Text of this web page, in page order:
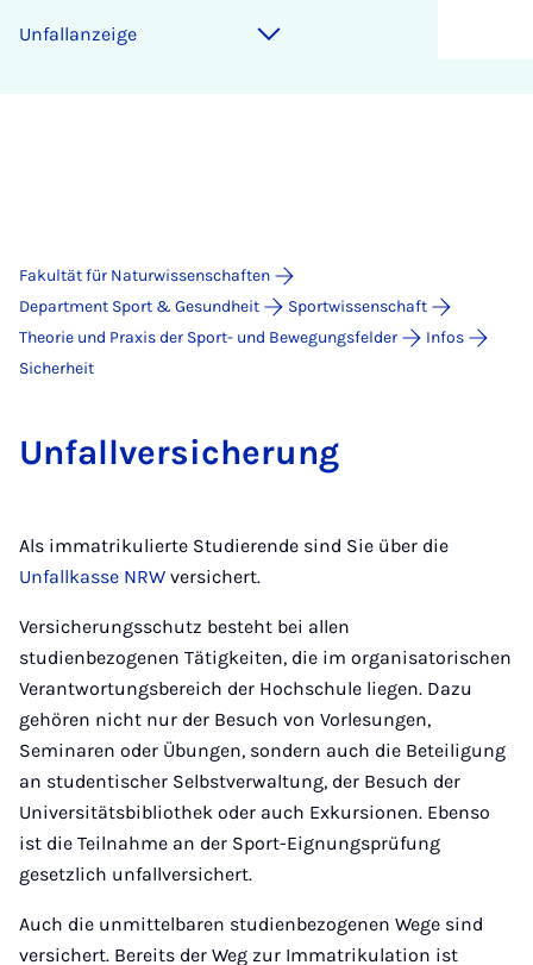
Un­fall­an­zei­ge
Fakultät für Naturwissenschaften
Department Sport & Gesundheit
Sportwissenschaft
Theorie und Praxis der Sport- und Bewegungsfelder
Infos
Sicherheit
Un­fall­ver­si­che­rung
Als immatrikulierte Studierende sind Sie über die
Unfallkasse NRW versichert.
Versicherungsschutz besteht bei allen
studienbezogenen Tätigkeiten, die im organisatorischen
Verantwortungsbereich der Hochschule liegen. Dazu
gehören nicht nur der Besuch von Vorlesungen,
Seminaren oder Übungen, sondern auch die Beteiligung
an studentischer Selbstverwaltung, der Besuch der
Universitätsbibliothek oder auch Exkursionen. Ebenso
ist die Teilnahme an der Sport-Eignungsprüfung
gesetzlich unfallversichert.
Auch die unmittelbaren studienbezogenen Wege sind
versichert. Bereits der Weg zur Immatrikulation ist